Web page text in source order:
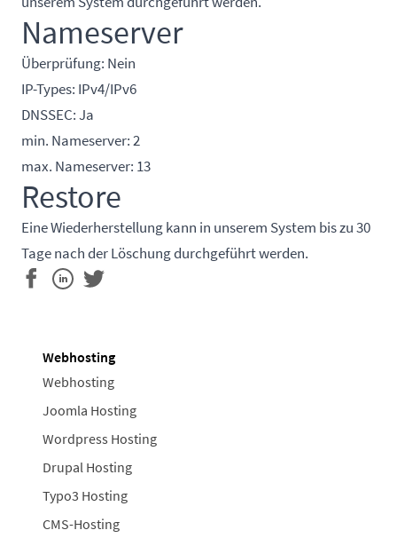
Nameserver
Überprüfung: Nein
IP-Types: IPv4/IPv6
DNSSEC: Ja
min. Nameserver: 2
max. Nameserver: 13
Restore
Eine Wiederherstellung kann in unserem System bis zu 30
Tage nach der Löschung durchgeführt werden.
Webhosting
Webhosting
Joomla Hosting
Wordpress Hosting
Drupal Hosting
Typo3 Hosting
CMS-Hosting